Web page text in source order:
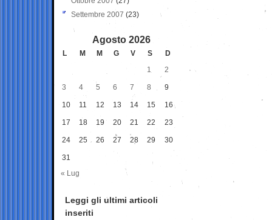
Settembre 2007 (23)
Agosto 2026
L M M G V S
D
1
2
3 4 5 6 7 8 9
10 11 12 13 14 15 16
17 18 19 20 21 22 23
24 25 26 27 28 29 30
31
« Lug
Leggi gli ultimi articoli
inseriti